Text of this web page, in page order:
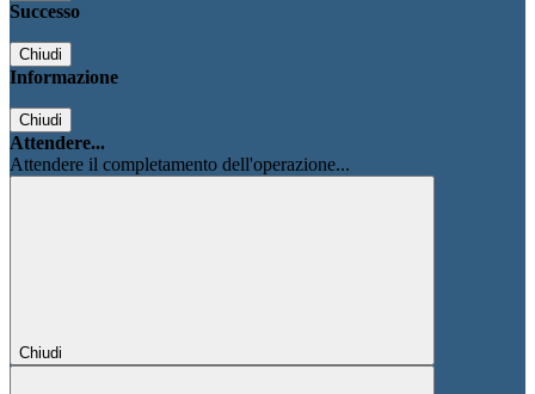
Successo
Chiudi
Informazione
Chiudi
Attendere...
Attendere il completamento dell'operazione...
Chiudi